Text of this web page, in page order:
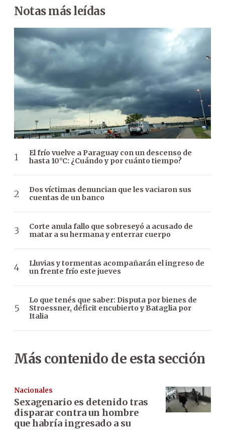
Notas más leídas
El frío vuelve a Paraguay con un descenso de
hasta 10°C: ¿Cuándo y por cuánto tiempo?
Dos víctimas denuncian que les vaciaron sus
cuentas de un banco
Corte anula fallo que sobreseyó a acusado de
matar a su hermana y enterrar cuerpo
Lluvias y tormentas acompañarán el ingreso de
un frente frío este jueves
Lo que tenés que saber: Disputa por bienes de
Stroessner, déficit encubierto y Bataglia por
Italia
Más contenido de esta sección
Nacionales
Sexagenario es detenido tras
disparar contra un hombre
que habría ingresado a su